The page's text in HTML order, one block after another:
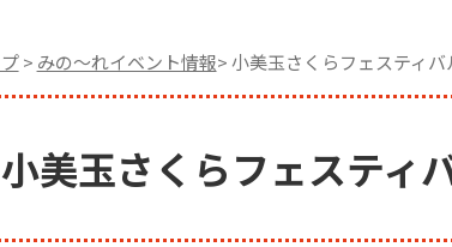
> みの〜れイベント情報> 小美玉さくらフェスティバ
小美玉さくらフェスティ